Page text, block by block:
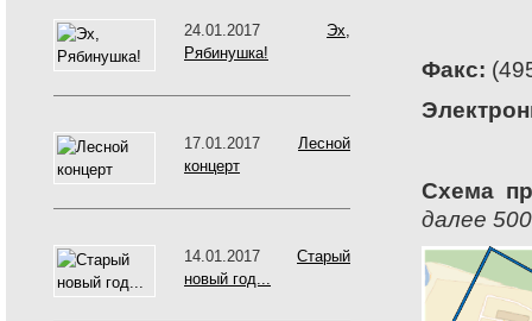
24.01.2017 Эх,
Рябинушка!
17.01.2017 Лесной
концерт
14.01.2017 Старый
новый год...
Факс:
Схема
далее